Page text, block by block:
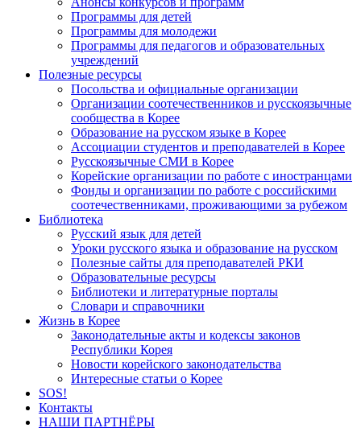
Программы для детей
Программы для молодежи
Программы для педагогов и образовательных
учреждений
Полезные ресурсы
Посольства и официальные организации
Организации соотечественников и русскоязычные
сообщества в Корее
Образование на русском языке в Корее
Ассоциации студентов и преподавателей в Корее
Русскоязычные СМИ в Корее
Корейские организации по работе с иностранцами
Фонды и организации по работе с российскими
соотечественниками, проживающими за рубежом
Библиотека
Русский язык для детей
Уроки русского языка и образование на русском
Полезные сайты для преподавателей РКИ
Образовательные ресурсы
Библиотеки и литературные порталы
Словари и справочники
Жизнь в Корее
Законодательные акты и кодексы законов
Республики Корея
Новости корейского законодательства
Интересные статьи о Корее
SOS!
Контакты
НАШИ ПАРТНЁРЫ